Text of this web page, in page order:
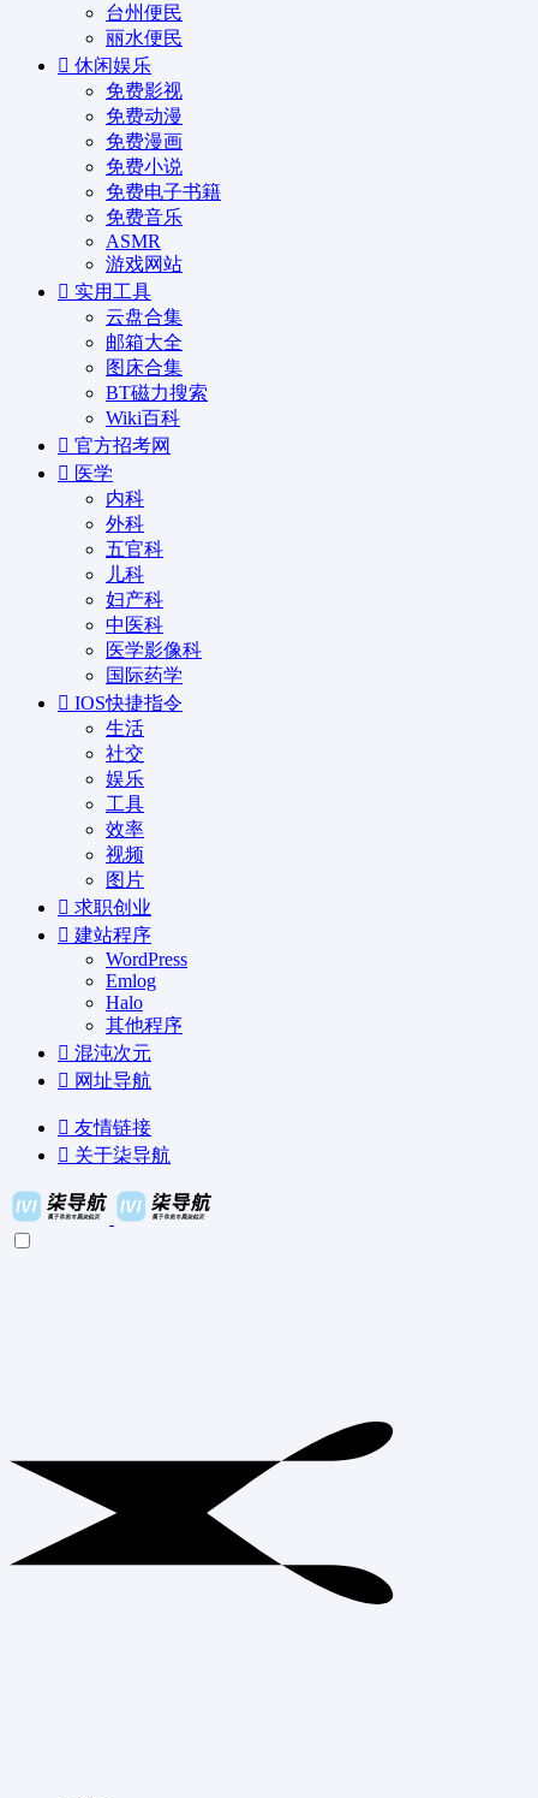
台州便民
丽水便民
休闲娱乐
免费影视
免费动漫
免费漫画
免费小说
免费电子书籍
免费音乐
ASMR
游戏网站
实用工具
云盘合集
邮箱大全
图床合集
BT磁力搜索
Wiki百科
官方招考网
医学
内科
外科
五官科
儿科
妇产科
中医科
医学影像科
国际药学
IOS快捷指令
生活
社交
娱乐
工具
效率
视频
图片
求职创业
建站程序
WordPress
Emlog
Halo
其他程序
混沌次元
网址导航
友情链接
关于柒导航